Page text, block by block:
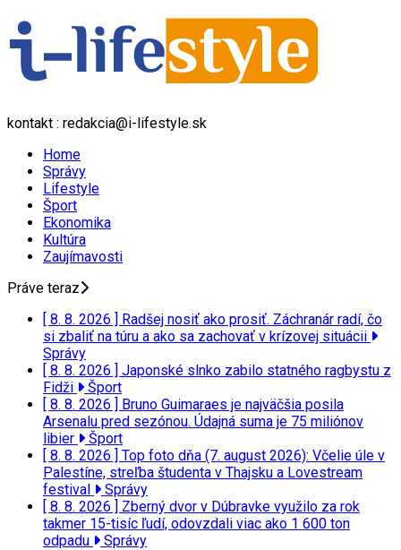
kontakt : redakcia@i-lifestyle.sk
Home
Správy
Lifestyle
Šport
Ekonomika
Kultúra
Zaujímavosti
Práve teraz
[ 8. 8. 2026 ] Radšej nosiť ako prosiť. Záchranár radí, čo
si zbaliť na túru a ako sa zachovať v krízovej situácii
Správy
[ 8. 8. 2026 ] Japonské slnko zabilo statného ragbystu z
Fidži
Šport
[ 8. 8. 2026 ] Bruno Guimaraes je najväčšia posila
Arsenalu pred sezónou. Údajná suma je 75 miliónov
libier
Šport
[ 8. 8. 2026 ] Top foto dňa (7. august 2026): Včelie úle v
Palestíne, streľba študenta v Thajsku a Lovestream
festival
Správy
[ 8. 8. 2026 ] Zberný dvor v Dúbravke využilo za rok
takmer 15-tisíc ľudí, odovzdali viac ako 1 600 ton
odpadu
Správy